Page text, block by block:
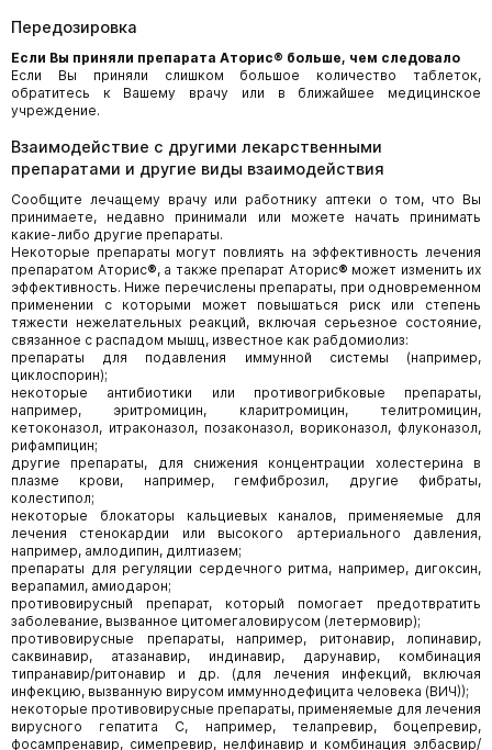
Передозировка
Если Вы приняли препарата Аторис® больше, чем следовало
Если Вы приняли слишком большое количество таблеток,
обратитесь к Вашему врачу или в ближайшее медицинское
учреждение.
Взаимодействие с другими лекарственными
препаратами и другие виды взаимодействия
Сообщите лечащему врачу или работнику аптеки о том, что Вы
принимаете, недавно принимали или можете начать принимать
какие-либо другие препараты.
Некоторые препараты могут повлиять на эффективность лечения
препаратом Аторис®, а также препарат Аторис® может изменить их
эффективность. Ниже перечислены препараты, при одновременном
применении с которыми может повышаться риск или степень
тяжести нежелательных реакций, включая серьезное состояние,
связанное с распадом мышц, известное как рабдомиолиз:
препараты для подавления иммунной системы (например,
циклоспорин);
некоторые антибиотики или противогрибковые препараты,
например, эритромицин, кларитромицин, телитромицин,
кетоконазол, итраконазол, позаконазол, вориконазол, флуконазол,
рифампицин;
другие препараты, для снижения концентрации холестерина в
плазме крови, например, гемфиброзил, другие фибраты,
колестипол;
некоторые блокаторы кальциевых каналов, применяемые для
лечения стенокардии или высокого артериального давления,
например, амлодипин, дилтиазем;
препараты для регуляции сердечного ритма, например, дигоксин,
верапамил, амиодарон;
противовирусный препарат, который помогает предотвратить
заболевание, вызванное цитомегаловирусом (летермовир);
противовирусные препараты, например, ритонавир, лопинавир,
саквинавир, атазанавир, индинавир, дарунавир, комбинация
типранавир/ритонавир и др. (для лечения инфекций, включая
инфекцию, вызванную вирусом иммуннодефицита человека (ВИЧ));
некоторые противовирусные препараты, применяемые для лечения
вирусного гепатита С, например, телапревир, боцепревир,
фосампренавир, симепревир, нелфинавир и комбинация элбасвир/